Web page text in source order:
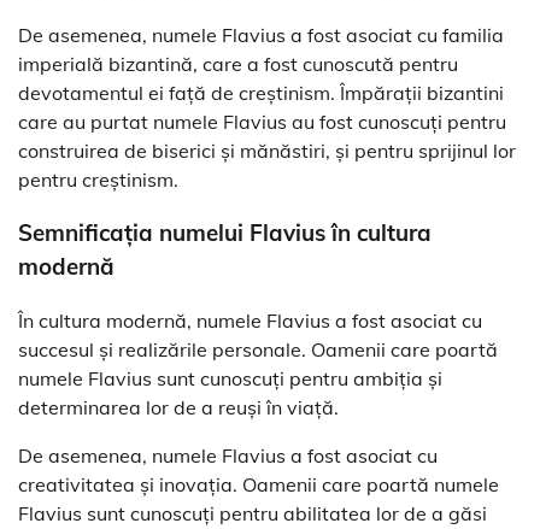
De asemenea, numele Flavius a fost asociat cu familia
imperială bizantină, care a fost cunoscută pentru
devotamentul ei față de creștinism. Împărații bizantini
care au purtat numele Flavius au fost cunoscuți pentru
construirea de biserici și mănăstiri, și pentru sprijinul lor
pentru creștinism.
Semnificația numelui Flavius în cultura
modernă
În cultura modernă, numele Flavius a fost asociat cu
succesul și realizările personale. Oamenii care poartă
numele Flavius sunt cunoscuți pentru ambiția și
determinarea lor de a reuși în viață.
De asemenea, numele Flavius a fost asociat cu
creativitatea și inovația. Oamenii care poartă numele
Flavius sunt cunoscuți pentru abilitatea lor de a găsi